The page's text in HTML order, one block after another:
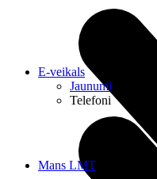
E-veikals
Jaunumi
Telefoni
Mans LMT